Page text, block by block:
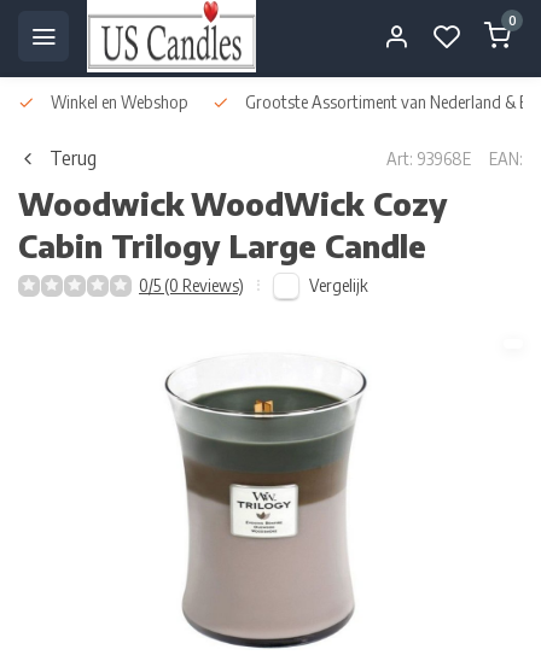
0
Winkel en Webshop Grootste Assortiment van Nederland &
Terug Art: 93968E EAN:
WoodwickWoodWick Cozy
Cabin Trilogy Large Candle
0/5 (0 Reviews) Vergelijk